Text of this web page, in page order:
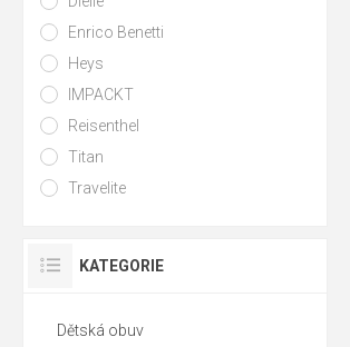
Enrico Benetti
Heys
IMPACKT
Reisenthel
Titan
Travelite
KATEGORIE
Dětská obuv